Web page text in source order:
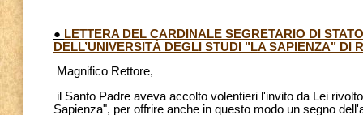
● LETTERA DEL CARDINALE SEGRETARIO DI
DELL’UNIVERSITÀ DEGLI STUDI "LA SAPIENZA" DI
Magnifico Rettore,
il Santo Padre aveva accolto volentieri l'invito da Lei
Sapienza", per offrire anche in questo modo un segno